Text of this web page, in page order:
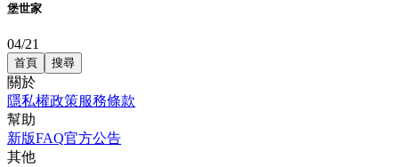
堡世家
04/21
首頁 搜尋
關於
隱私權政策服務條款
幫助
新版FAQ官方公告
其他